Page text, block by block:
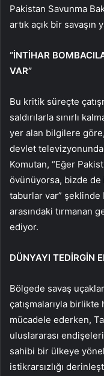
Pakistan Savunma
artık açık bir savaşın
“İNTİHAR
VAR”
Bu kritik süreçte
saldırılarla sınırlı
yer alan bilgilere
devlet
Komutan, “Eğer
övünüyorsa, bizde de
taburlar var” şeklinde
arasındaki tırmanan
ediyor.
DÜNYAYI TEDİRGİN
Bölgede savaş
çatışmalarıyla
mücadele ederken,
uluslararası
sahibi bir ülkeye
istikrarsızlığı